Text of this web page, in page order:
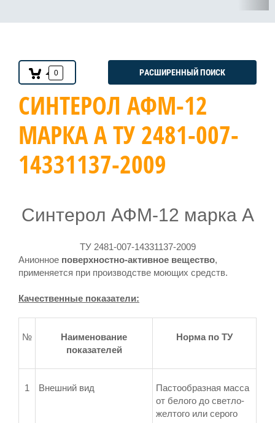
0 РАСШИРЕННЫЙ ПОИСК
СИНТЕРОЛ АФМ-12
МАРКА А ТУ 2481-007-
14331137-2009
Синтерол АФМ-12 марка А
ТУ 2481-007-14331137-2009
Анионное поверхностно-активное вещество,
применяется при производстве моющих средств.
Качественные показатели:
№
Наименование
показателей
Норма по ТУ
1 Внешний вид
Пастообразная масса
от белого до светло-
желтого или серого